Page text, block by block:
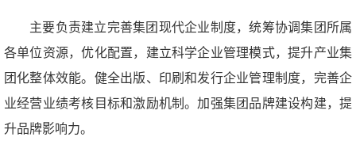
主要负责建立完善集团现代企业制度，统筹协调集团所属
各单位资源，优化配置，建立科学企业管理模式，提升产业集
团化整体效能。健全出版、印刷和发行企业管理制度，完善企
业经营业绩考核目标和激励机制。加强集团品牌建设构建，提
升品牌影响力。